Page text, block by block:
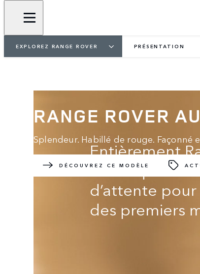
EXPLOREZ RANGE ROVER PRÉSENTATION
RANGE ROVER
Splendeur. Habillé de rouge. Façonné
DÉCOUVREZ CE MODÈLE
Entièrement
électrique.
d’attente pour
des premiers